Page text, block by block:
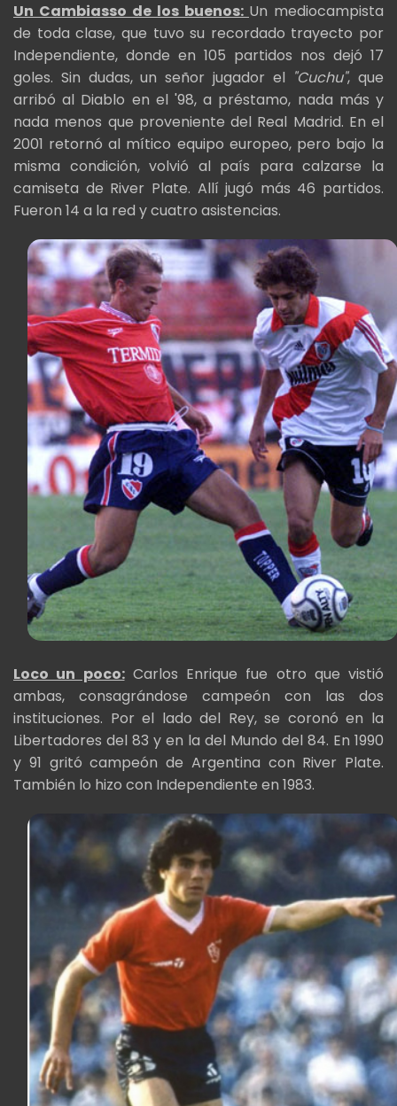
Un Cambiasso de los buenos: Un mediocampista
de toda clase, que tuvo su recordado trayecto por
Independiente, donde en 105 partidos nos dejó 17
goles. Sin dudas, un señor jugador el "Cuchu", que
arribó al Diablo en el '98, a préstamo, nada más y
nada menos que proveniente del Real Madrid. En el
2001 retornó al mítico equipo europeo, pero bajo la
misma condición, volvió al país para calzarse la
camiseta de River Plate. Allí jugó más 46 partidos.
Fueron 14 a la red y cuatro asistencias.
Loco un poco:Carlos Enrique fue otro que vistió
ambas, consagrándose campeón con las dos
instituciones. Por el lado del Rey, se coronó en la
Libertadores del 83 y en la del Mundo del 84. En 1990
y 91 gritó campeón de Argentina con River Plate.
También lo hizo con Independiente en 1983.